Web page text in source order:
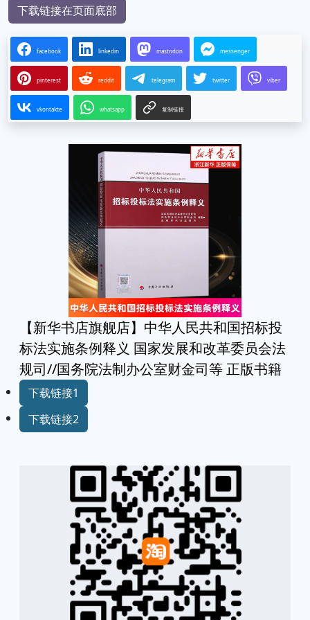
下载链接在页面底部
facebook linkedin mastodon messenger
pinterest reddit telegram twitter viber
vkontakte whatsapp 复制链接
【新华书店旗舰店】中华人民共和国招标投
标法实施条例释义 国家发展和改革委员会法
规司//国务院法制办公室财金司等 正版书籍
下载链接1
下载链接2